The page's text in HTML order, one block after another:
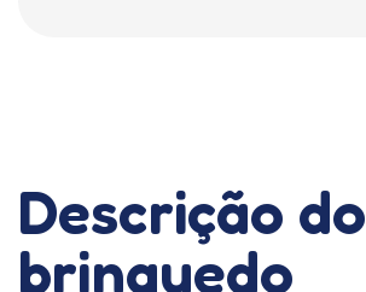
Descrição do
brinquedo